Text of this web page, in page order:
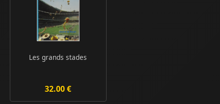
Les grands stades
32.00 €